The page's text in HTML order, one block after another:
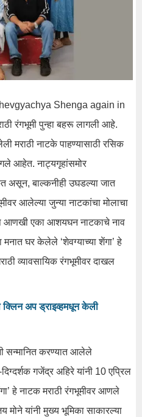
Shenga again in
रंगभूमी पुन्हा बहरू लागली आहे.
मराठी नाटके पाहण्यासाठी रसिक
आहेत. नाट्यगृहांसमोर
असून, बाल्कनीही उघडल्या जात
आलेल्या जुन्या नाटकांचा मोलाचा
आणखी एका आशयघन नाटकाचे नाव
घर केलेले ‘शेवग्याच्या शेंगा’ हे
व्यावसायिक रंगभूमीवर दाखल
क्लिन अप ड्राइव्हमधून केली
सन्मानित करण्यात आलेले
गजेंद्र अहिरे यांनी 10 एप्रिल
हे नाटक मराठी रंगभूमीवर आणले
मोने यांनी मुख्य भूमिका साकारल्या